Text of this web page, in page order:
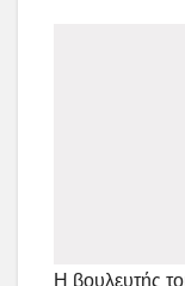
Η βουλευτής